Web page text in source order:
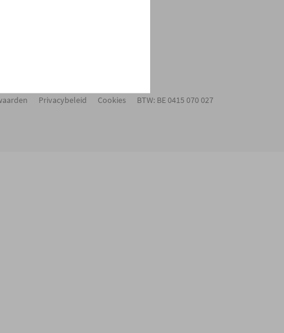
Privacybeleid Cookies BTW: BE 0415 070 027